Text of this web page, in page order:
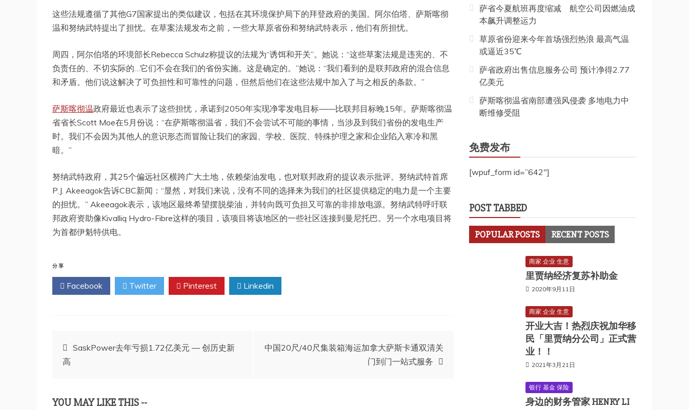
这些法规遵循了其他G7国家提出的类似建议，包括在其环境保护局下的拜登政府的美国。阿尔伯塔、萨斯喀彻
温和努纳武特提出了担忧。在草案法规发布之前，一些大草原省份和努纳武特表示，他们有所担忧。
周四，阿尔伯塔的环境部长Rebecca Schulz称提议的法规为“诱饵和开关”。她说：“这些草案法规是违宪的、不
负责任的、不切实际的…它们不会在我们的省份实施。这是确定的。”她说：“我们看到的是联邦政府的混合信息
和矛盾。他们说这解决了可负担性和可靠性的问题，但然后他们在这些法规中加入了与之相反的条款。”
萨斯喀彻温政府最近也表示了这些担忧，承诺到2050年实现净零发电目标——比联邦目标晚15年。萨斯喀彻温
省省长Scott Moe在5月份说：“在萨斯喀彻温省，我们不会尝试不可能的事情，当涉及到我们省份的发电生产
时。我们不会因为其他人的意识形态而冒险让我们的家园、学校、医院、特殊护理之家和企业陷入寒冷和黑
暗。”
努纳武特政府，其25个偏远社区横跨广大土地，依赖柴油发电，也对联邦政府的提议表示批评。努纳武特首席
P.J. Akeeagok告诉CBC新闻：“显然，对我们来说，没有不同的选择来为我们的社区提供稳定的电力是一个主要
的担忧。” Akeeagok表示，该地区最终希望摆脱柴油，并转向既可负担又可靠的非排放电源。努纳武特呼吁联
邦政府资助像Kivalliq Hydro-Fibre这样的项目，该项目将该地区的一些社区连接到曼尼托巴。另一个水电项目将
为首都伊魁特供电。
分享
Facebook Twitter Pinterest Linkedin
文
章
导
SaskPower去年亏损1.72亿美元 — 创历史新
高
中国20尺/40尺集装箱海运加拿大萨斯卡通双清关
门到门一站式服务
YOU MAY LIKE THIS --
萨省今夏航班再度缩减 航空公司因燃油成
本飙升调整运力
草原省份迎来今年首场强烈热浪 最高气温
或逼近35℃
萨省政府出售信息服务公司 预计净得2.77
亿美元
萨斯喀彻温省南部遭强风侵袭 多地电力中
断维修受阻
免费发布
[wpuf_form id=”642″]
POST TABBED
POPULAR POSTS RECENT POSTS
商家 企业 生意
里贾纳经济复苏补助金
2020年9月11日
商家 企业 生意
开业大吉！热烈庆祝加华移
民「里贾纳分公司」正式营
业！！
2021年3月21日
银行 基金 保险
身边的财务管家 HENRY LI